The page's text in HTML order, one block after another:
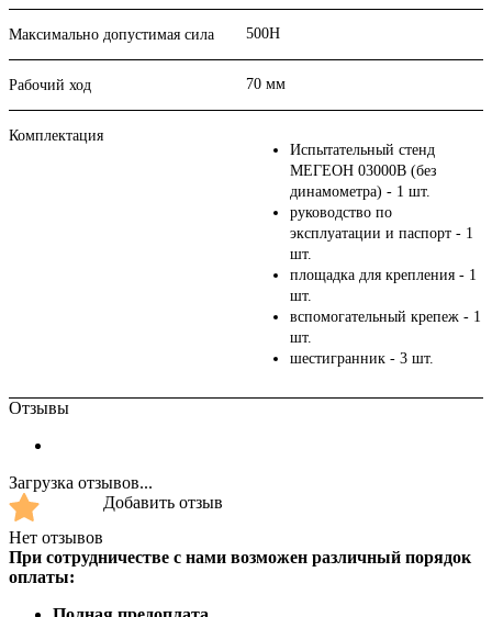
Максимально допустимая сила 500Н
Рабочий ход 70 мм
Комплектация
Испытательный стенд
МЕГЕОН 03000B (без
динамометра) - 1 шт.
руководство по
эксплуатации и паспорт - 1
шт.
площадка для крепления - 1
шт.
вспомогательный крепеж - 1
шт.
шестигранник - 3 шт.
Отзывы
Загрузка отзывов...
Нет отзывов
Добавить отзыв
При сотрудничестве с нами возможен различный порядок
оплаты: